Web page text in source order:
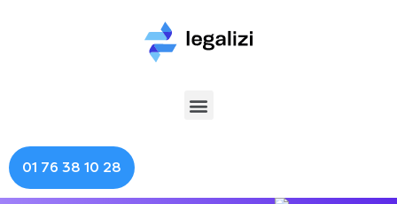
01 76 38 10 28